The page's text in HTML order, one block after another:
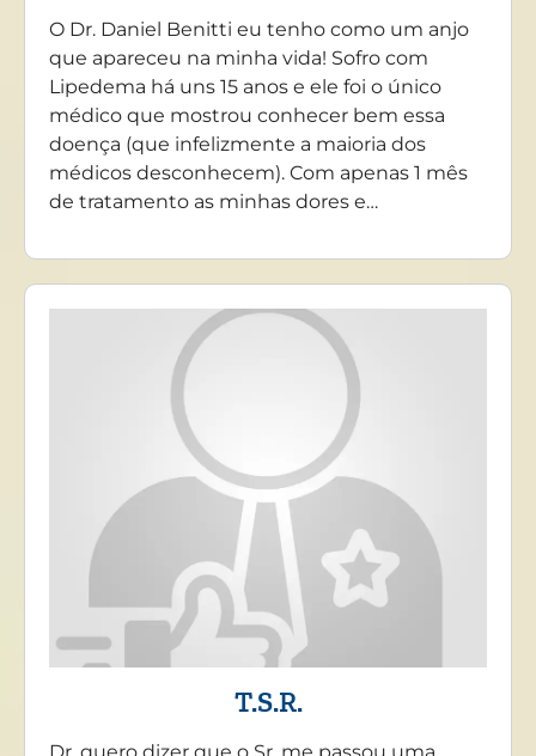
O Dr. Daniel Benitti eu tenho como um anjo
que apareceu na minha vida! Sofro com
Lipedema há uns 15 anos e ele foi o único
médico que mostrou conhecer bem essa
doença (que infelizmente a maioria dos
médicos desconhecem). Com apenas 1 mês
de tratamento as minhas dores e…
T.S.R.